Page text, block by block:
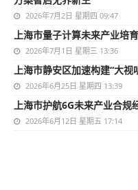
2026年7月2日 星期四 09:47
上海市量子计算未来产业培
2026年7月1日 星期三 13:36
上海市静安区加速构建“大视
2026年6月25日 星期四 13:39
上海市护航6G未来产业合规
2026年6月12日 星期五 17:14